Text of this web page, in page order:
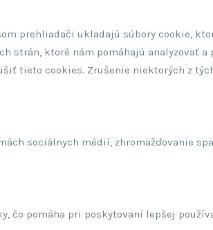
prehliadači ukladajú súbory cookie,
strán, ktoré nám pomáhajú analyzovať
tieto cookies. Zrušenie niektorých z
sociálnych médií, zhromažďovanie
čo pomáha pri poskytovaní lepšej